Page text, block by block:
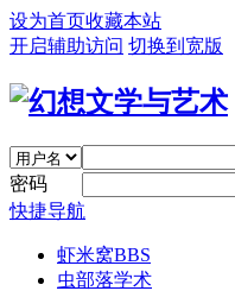
设为首页收藏本站
开启辅助访问 切换到宽版
密码
快捷导航
虾米窝BBS
虫部落学术